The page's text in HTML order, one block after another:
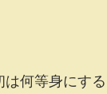
何等身にする